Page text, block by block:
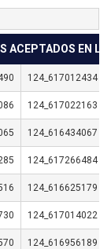
ACEPTADOS EN
124_617012434
124_617022163
124_616434067
124_617266484
124_616625179
124_617014022
124_616956189